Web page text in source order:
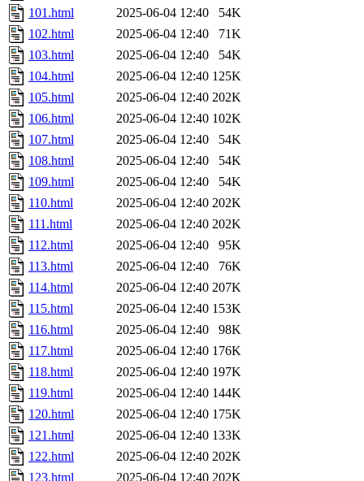
101.html
2025-06-04 12:40
54K
102.html
2025-06-04 12:40
71K
103.html
2025-06-04 12:40
54K
104.html
2025-06-04 12:40 125K
105.html
2025-06-04 12:40 202K
106.html
2025-06-04 12:40 102K
107.html
2025-06-04 12:40
54K
108.html
2025-06-04 12:40
54K
109.html
2025-06-04 12:40
54K
110.html
2025-06-04 12:40 202K
111.html
2025-06-04 12:40 202K
112.html
2025-06-04 12:40
95K
113.html
2025-06-04 12:40
76K
114.html
2025-06-04 12:40 207K
115.html
2025-06-04 12:40 153K
116.html
2025-06-04 12:40
98K
117.html
2025-06-04 12:40 176K
118.html
2025-06-04 12:40 197K
119.html
2025-06-04 12:40 144K
120.html
2025-06-04 12:40 175K
121.html
2025-06-04 12:40 133K
122.html
2025-06-04 12:40 202K
123.html
2025-06-04 12:40 202K